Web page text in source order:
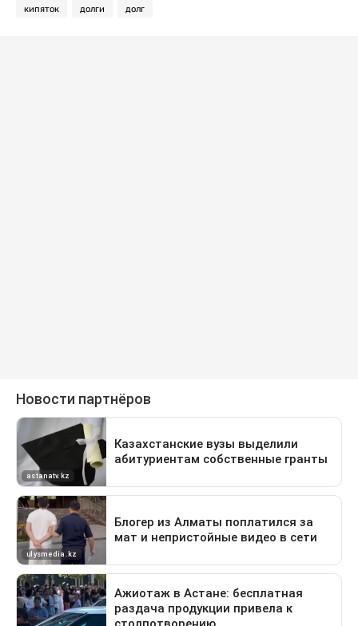
кипяток долги долг